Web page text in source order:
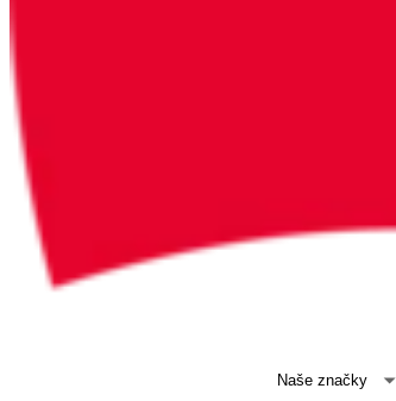
Naše značky